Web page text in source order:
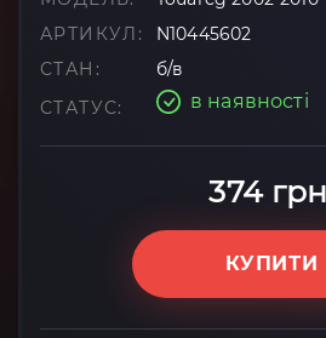
АРТИКУЛ:
N10445602
СТАН:
б/в
СТАТУС:
в наявності
374
КУПИТИ